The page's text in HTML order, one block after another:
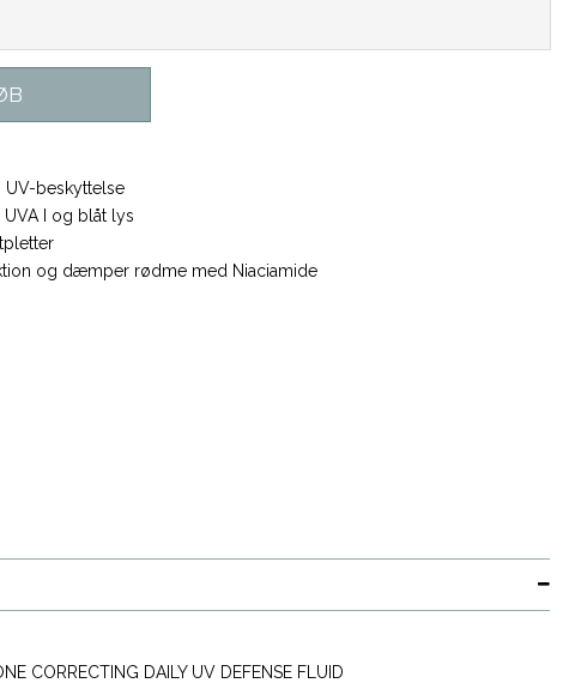
UV-beskyttelse
UVA I og blåt lys
og dæmper rødme med Niaciamide
CORRECTING DAILY UV DEFENSE FLUID